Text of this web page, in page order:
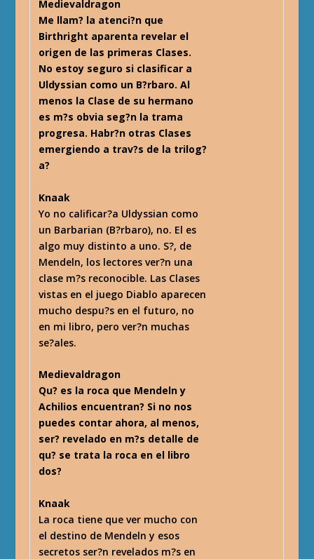
Medievaldragon
Me llam? la atenci?n que
Birthright aparenta revelar el
origen de las primeras Clases.
No estoy seguro si clasificar a
Uldyssian como un B?rbaro. Al
menos la Clase de su hermano
es m?s obvia seg?n la trama
progresa. Habr?n otras Clases
emergiendo a trav?s de la trilog?
a?
Knaak
Yo no calificar?a Uldyssian como
un Barbarian (B?rbaro), no. El es
algo muy distinto a uno. S?, de
Mendeln, los lectores ver?n una
clase m?s reconocible. Las Clases
vistas en el juego Diablo aparecen
mucho despu?s en el futuro, no
en mi libro, pero ver?n muchas
se?ales.
Medievaldragon
Qu? es la roca que Mendeln y
Achilios encuentran? Si no nos
puedes contar ahora, al menos,
ser? revelado en m?s detalle de
qu? se trata la roca en el libro
dos?
Knaak
La roca tiene que ver mucho con
el destino de Mendeln y esos
secretos ser?n revelados m?s en